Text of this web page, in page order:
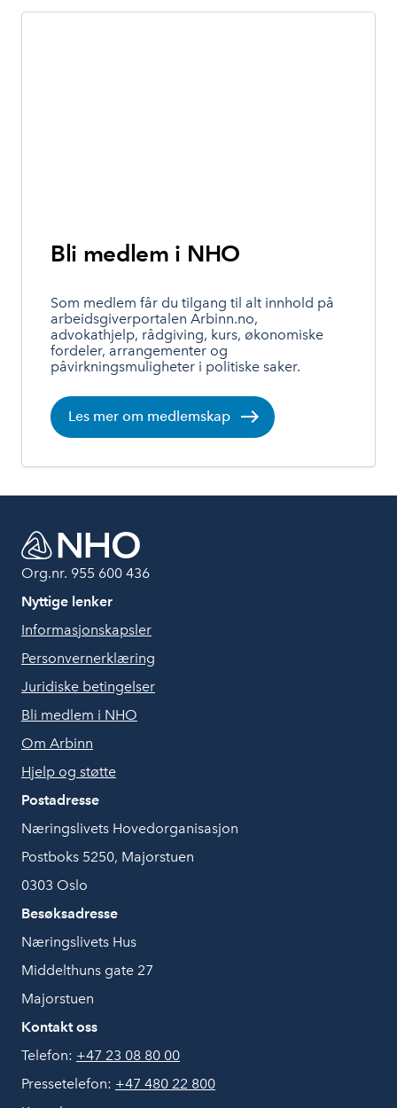
Bli medlem i NHO
Som medlem får du tilgang til alt innhold på
arbeidsgiverportalen Arbinn.no,
advokathjelp, rådgiving, kurs, økonomiske
fordeler, arrangementer og
påvirkningsmuligheter i politiske saker.
Les mer om medlemskap
Org.nr. 955 600 436
Nyttige lenker
Informasjonskapsler
Personvernerklæring
Juridiske betingelser
Bli medlem i NHO
Om Arbinn
Hjelp og støtte
Postadresse
Næringslivets Hovedorganisasjon
Postboks 5250, Majorstuen
0303 Oslo
Besøksadresse
Næringslivets Hus
Middelthuns gate 27
Majorstuen
Kontakt oss
Telefon: +47 23 08 80 00
Pressetelefon: +47 480 22 800